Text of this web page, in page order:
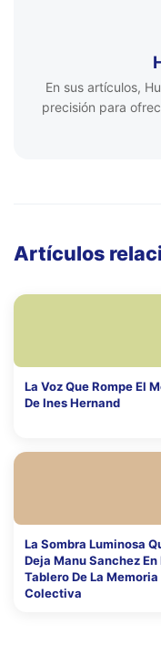
En sus artículos,
precisión para
Artículos
La Voz Que Rompe El
De Ines Hernand
La Sombra Luminosa
Deja Manu Sanchez En
Tablero De La Memoria
Colectiva